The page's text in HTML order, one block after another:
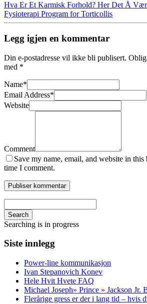
Hva Er Et Karmisk Forhold? Her Det Å
Fysioterapi Program for Torticollis
Legg igjen en kommentar
Din e-postadresse vil ikke bli publisert.
med *
Name*
Email Address*
Website
Comment
Save my name, email, and website in
time I comment.
Search
Searching is in progress
Siste innlegg
Power-line kommunikasjon
Ivan Stepanovich Konev
Hele Hvit Hvete FAQ
Michael Joseph» Prince » Jackson Jr.
Flerårige gress er der i lang tid – hvis